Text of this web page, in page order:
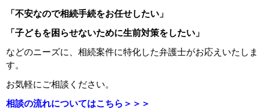
「不安なので相続手続をお任せしたい」
「子どもを困らせないために生前対策をしたい」
などのニーズに、相続案件に特化した弁護士がお応えいたしま
す。
お気軽にご相談ください。
相談の流れについてはこちら＞＞＞